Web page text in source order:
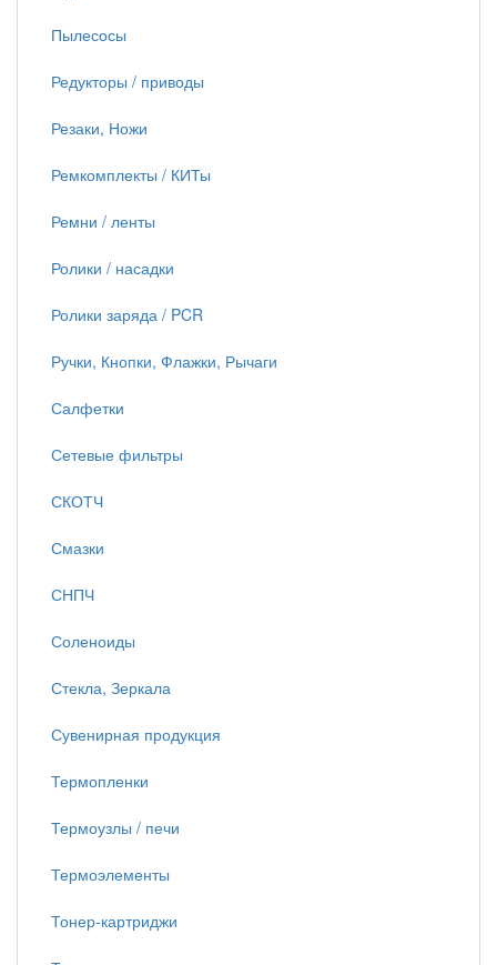
Пылесосы
Редукторы / приводы
Резаки, Ножи
Ремкомплекты / КИТы
Ремни / ленты
Ролики / насадки
Ролики заряда / PCR
Ручки, Кнопки, Флажки, Рычаги
Салфетки
Сетевые фильтры
СКОТЧ
Смазки
СНПЧ
Соленоиды
Стекла, Зеркала
Сувенирная продукция
Термопленки
Термоузлы / печи
Термоэлементы
Тонер-картриджи